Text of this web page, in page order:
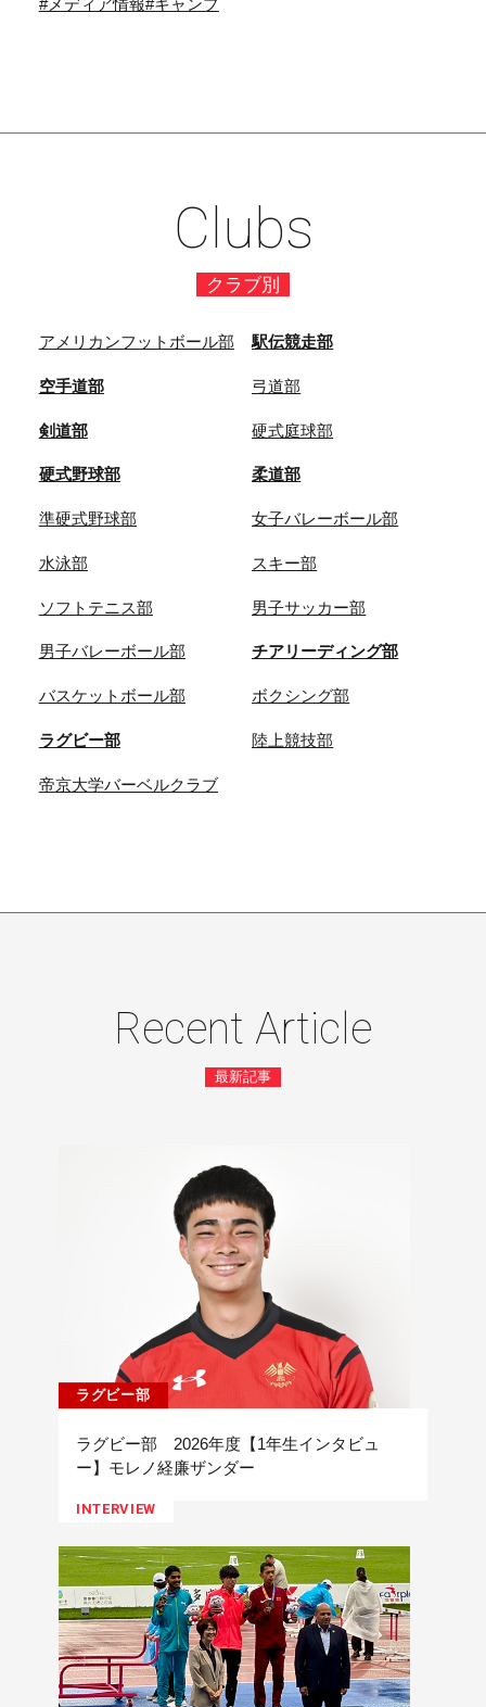
#メディア情報#キャンプ
Clubs
クラブ別
アメリカンフットボール部 駅伝競走部
空手道部 弓道部
剣道部 硬式庭球部
硬式野球部 柔道部
準硬式野球部 女子バレーボール部
水泳部 スキー部
ソフトテニス部 男子サッカー部
男子バレーボール部 チアリーディング部
バスケットボール部 ボクシング部
ラグビー部 陸上競技部
帝京大学バーベルクラブ
Recent Article
最新記事
ラグビー部
ラグビー部 2026年度【1年生インタビュ
ー】モレノ経廉ザンダー
INTERVIEW